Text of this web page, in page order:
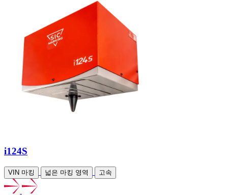
i124S
VIN 마킹 넓은 마킹 영역 고속